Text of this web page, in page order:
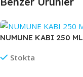
NUMUNE KABI 250 ML
Stokta